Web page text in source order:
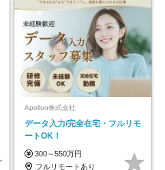
Apollon株式会社
データ入力/完全在宅・フルリモ
ートOK！
300～550万円
フルリモートあり